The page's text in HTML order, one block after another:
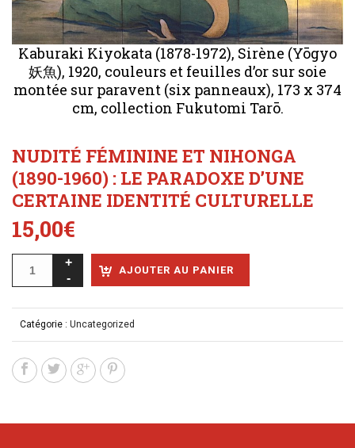
Kaburaki Kiyokata (1878-1972), Sirène (Yōgyo
妖魚), 1920, couleurs et feuilles d’or sur soie
montée sur paravent (six panneaux), 173 x 374
cm, collection Fukutomi Tarō.
NUDITÉ FÉMININE ET NIHONGA
(1890-1960) : LE PARADOXE D’UNE
CERTAINE IDENTITÉ CULTURELLE
15,00€
AJOUTER AU PANIER
Catégorie : Uncategorized